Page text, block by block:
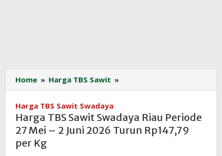
Home » Harga TBS Sawit »
TBS
Swadaya
Riau
Periode
Harga TBS Sawit Swadaya
Harga TBS Sawit Swadaya Riau Periode
27 Mei – 2 Juni 2026 Turun Rp147,79
per Kg